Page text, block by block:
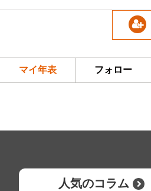
マイ年表 フォロー
人気のコラム